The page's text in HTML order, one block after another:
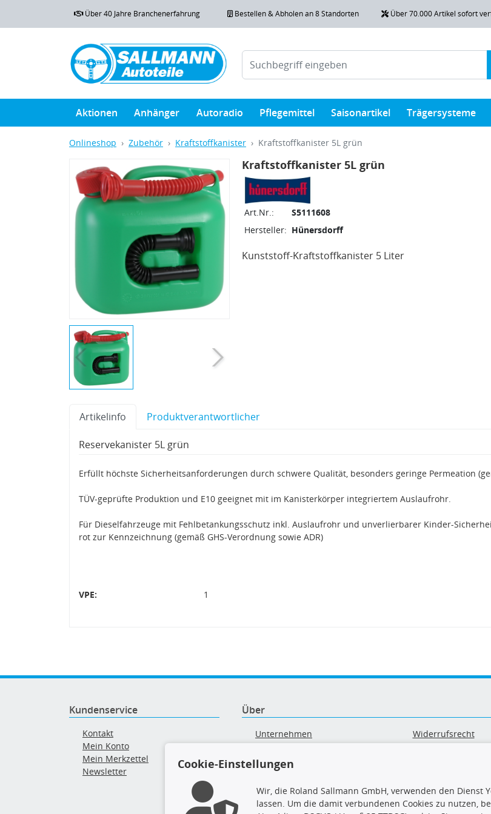
Über 40 Jahre Branchenerfahrung Bestellen & Abholen an 8 Standorten Über 70.000 Artikel sofort
Aktionen Anhänger Autoradio Pflegemittel Saisonartikel Trägersysteme
Onlineshop Zubehör Kraftstoffkanister Kraftstoffkanister 5L grün
Kraftstoffkanister 5L grün
Art.Nr.:
S5111608
Hersteller: Hünersdorff
Kunststoff-Kraftstoffkanister 5 Liter
Artikelinfo Produktverantwortlicher
Reservekanister 5L grün
Erfüllt höchste Sicherheitsanforderungen durch schwere Qualität, besonders geringe Permeation
TÜV-geprüfte Produktion und E10 geeignet mit im Kanisterkörper integriertem Auslaufrohr.
Für Dieselfahrzeuge mit Fehlbetankungsschutz inkl. Auslaufrohr und unverlierbarer Kinder-
rot zur Kennzeichnung (gemäß GHS-Verordnung sowie ADR)
VPE: 1
Kundenservice
Kontakt
Mein Konto
Mein Merkzettel
Newsletter
Über
Unternehmen
Versand & Zahlung
Widerrufsrecht
Cookie-Einstellungen
Wir, die Roland Sallmann GmbH, verwenden den Dienst
lassen. Um die damit verbundenen Cookies zu nutzen,